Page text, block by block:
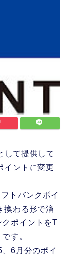
して提供して
イントに変更
トバンクポイ
換わる形で溜
クポイントをT
す。
6月分のポイ